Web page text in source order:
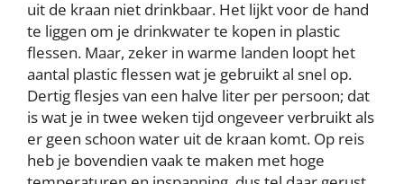
uit de kraan niet drinkbaar. Het lijkt voor de hand
te liggen om je drinkwater te kopen in plastic
flessen. Maar, zeker in warme landen loopt het
aantal plastic flessen wat je gebruikt al snel op.
Dertig flesjes van een halve liter per persoon; dat
is wat je in twee weken tijd ongeveer verbruikt als
er geen schoon water uit de kraan komt. Op reis
heb je bovendien vaak te maken met hoge